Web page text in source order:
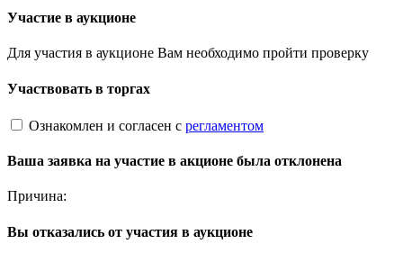
Участие в аукционе
Для участия в аукционе Вам необходимо пройти проверку
Участвовать в торгах
Ознакомлен и согласен с регламентом
Ваша заявка на участие в акционе была отклонена
Причина:
Вы отказались от участия в аукционе